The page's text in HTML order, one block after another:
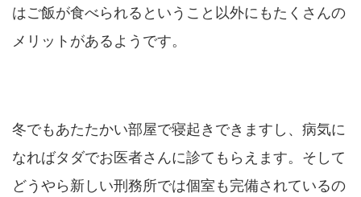
はご飯が食べられるということ以外にもたくさんの
メリットがあるようです。
冬でもあたたかい部屋で寝起きできますし、病気に
なればタダでお医者さんに診てもらえます。そして
どうやら新しい刑務所では個室も完備されているの